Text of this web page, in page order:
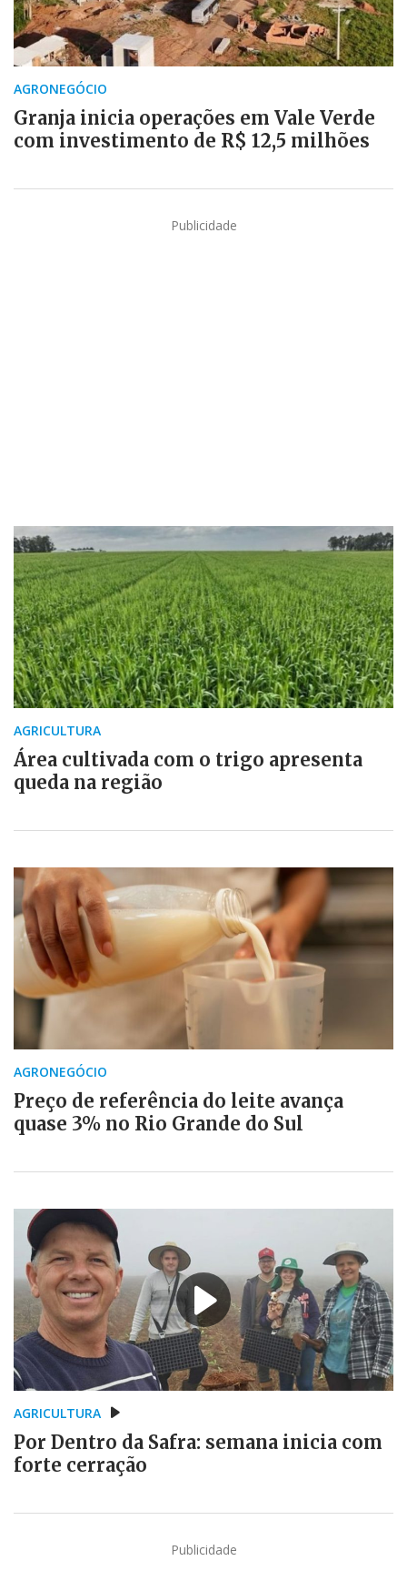
AGRONEGÓCIO
Granja inicia operações em Vale Verde
com investimento de R$ 12,5 milhões
Publicidade
AGRICULTURA
Área cultivada com o trigo apresenta
queda na região
AGRONEGÓCIO
Preço de referência do leite avança
quase 3% no Rio Grande do Sul
AGRICULTURA
Por Dentro da Safra: semana inicia com
forte cerração
Publicidade